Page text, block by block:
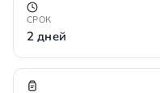
СРОК
2 дней